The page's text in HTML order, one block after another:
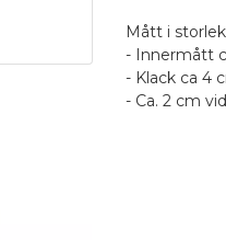
Mått i
- Innermått
- Klack ca 4
- Ca. 2 cm